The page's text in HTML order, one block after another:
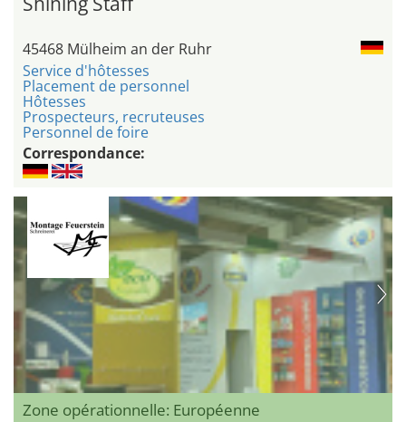
45468 Mülheim an der Ruhr
Service d'hôtesses
Placement de personnel
Hôtesses
Prospecteurs, recruteuses
Personnel de foire
Correspondance:
Zone opérationnelle: Européenne